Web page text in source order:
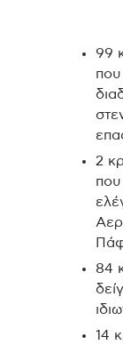
99
2
84
14